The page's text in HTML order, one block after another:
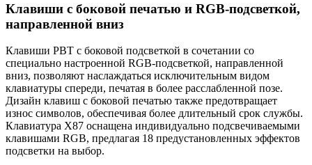
Клавиши с боковой печатью и RGB-подсветкой,
направленной вниз
Клавиши PBT с боковой подсветкой в сочетании со
специально настроенной RGB-подсветкой, направленной
вниз, позволяют наслаждаться исключительным видом
клавиатуры спереди, печатая в более расслабленной позе.
Дизайн клавиш с боковой печатью также предотвращает
износ символов, обеспечивая более длительный срок службы.
Клавиатура X87 оснащена индивидуально подсвечиваемыми
клавишами RGB, предлагая 18 предустановленных эффектов
подсветки на выбор.